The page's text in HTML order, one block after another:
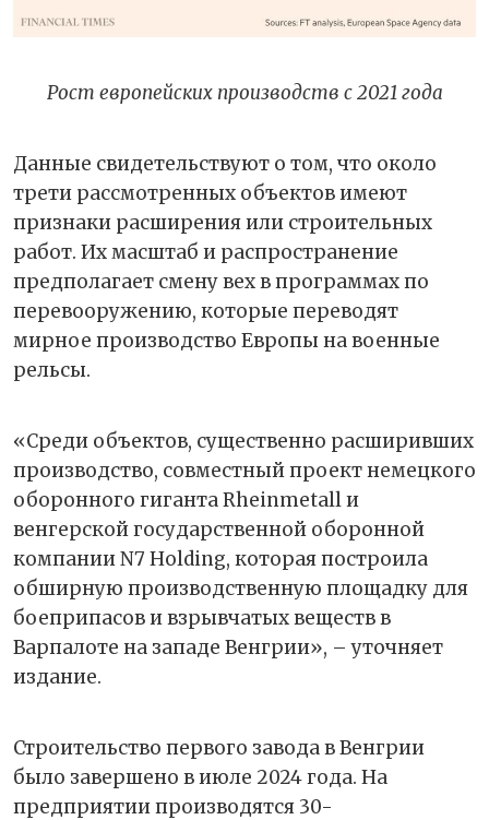
Рост европейских производств c 2021 года
Данные свидетельствуют о том, что около
трети рассмотренных объектов имеют
признаки расширения или строительных
работ. Их масштаб и распространение
предполагает смену вех в программах по
перевооружению, которые переводят
мирное производство Европы на военные
рельсы.
«Среди объектов, существенно расширивших
производство, совместный проект немецкого
оборонного гиганта Rheinmetall и
венгерской государственной оборонной
компании N7 Holding, которая построила
обширную производственную площадку для
боеприпасов и взрывчатых веществ в
Варпалоте на западе Венгрии», – уточняет
издание.
Строительство первого завода в Венгрии
было завершено в июле 2024 года. На
предприятии производятся 30-